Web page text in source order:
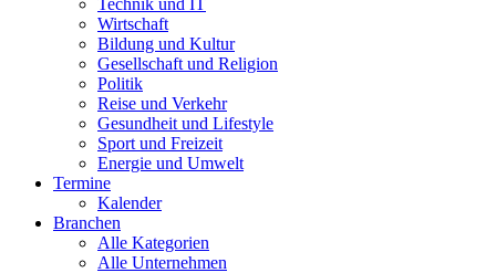
Technik und IT
Wirtschaft
Bildung und Kultur
Gesellschaft und Religion
Politik
Reise und Verkehr
Gesundheit und Lifestyle
Sport und Freizeit
Energie und Umwelt
Termine
Kalender
Branchen
Alle Kategorien
Alle Unternehmen